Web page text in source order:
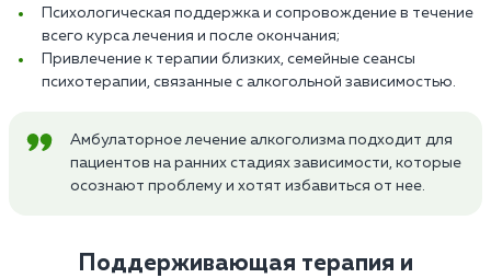
Психологическая поддержка и сопровождение в течение
всего курса лечения и после окончания;
Привлечение к терапии близких, семейные сеансы
психотерапии, связанные с алкогольной зависимостью.
Амбулаторное лечение алкоголизма подходит для
пациентов на ранних стадиях зависимости, которые
осознают проблему и хотят избавиться от нее.
Поддерживающая терапия и